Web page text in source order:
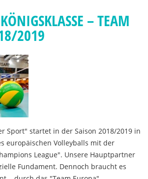
– TEAM
2019
Sport" startet in der Saison 2018/2019 in
europäischen Volleyballs mit der
League". Unsere Hauptpartner
Fundament. Dennoch braucht es